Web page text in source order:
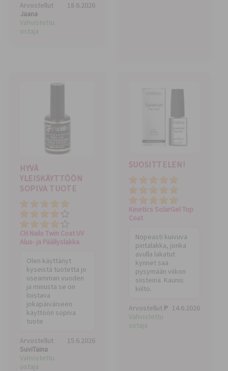
Arvostellut
Jaana
Vahvistettu
ostaja
18.6.2026
HYVÄ
YLEISKÄYTTÖÖN
SOPIVA TUOTE
Laatu
Hinta
Kokonaisarvio
CH Nails Twin Coat UV
Alus- ja Päällyslakka
Olen käyttänyt
kyseistä tuotetta jo
useamman vuoden
ja minusta se on
loistava
jokapäiväiseen
käyttöön sopiva
tuote
Arvostellut
SuviTaina
Vahvistettu
ostaja
15.6.2026
SUOSITTELEN!
Kokonaisarvio
Laatu
Hinta
Kinetics SolarGel Top
Coat
Nopeasti kuivuva
pintalakka, jonka
avulla lakatut
kynnet saa
pysymään viikon
siisteinä. Kaunis
kiilto.
Arvostellut P
Vahvistettu
ostaja
14.6.2026